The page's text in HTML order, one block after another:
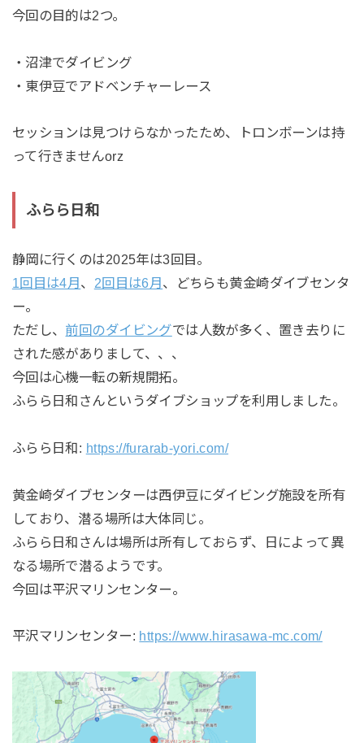
今回の目的は2つ。
・沼津でダイビング
・東伊豆でアドベンチャーレース
セッションは見つけらなかったため、トロンボーンは持
って行きませんorz
ふらら日和
静岡に行くのは2025年は3回目。
1回目は4月 、 2回目は6月 、どちらも黄金崎ダイブセンタ
ー。
ただし、 前回のダイビングでは人数が多く、置き去りに
された感がありまして、、、
今回は心機一転の新規開拓。
ふらら日和さんというダイブショップを利用しました。
ふらら日和: https://furarab-yori.com/
黄金崎ダイブセンターは西伊豆にダイビング施設を所有
しており、潜る場所は大体同じ。
ふらら日和さんは場所は所有しておらず、日によって異
なる場所で潜るようです。
今回は平沢マリンセンター。
平沢マリンセンター: https://www.hirasawa-mc.com/